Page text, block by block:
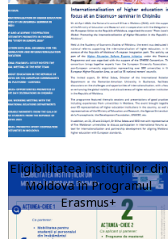
Eligibilitatea instituțiilor din
Moldova în Programul
Erasmus+